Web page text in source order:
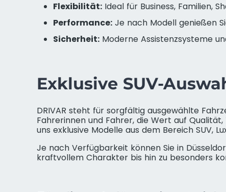
Flexibilität: Ideal für Business, Familien,
Performance: Je nach Modell genießen
Sicherheit: Moderne Assistenzsysteme
Exklusive SUV-
DRIVAR steht für sorgfältig ausgewählte
Fahrerinnen und Fahrer, die Wert auf
uns exklusive Modelle aus dem Bereich SUV,
Je nach Verfügbarkeit können Sie in
kraftvollem Charakter bis hin zu besonders